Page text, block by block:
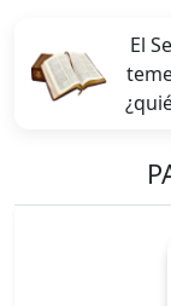
El